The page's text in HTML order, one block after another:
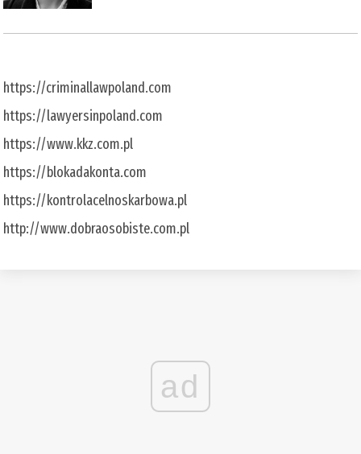
https://criminallawpoland.com
https://lawyersinpoland.com
https://www.kkz.com.pl
https://blokadakonta.com
https://kontrolacelnoskarbowa.pl
http://www.dobraosobiste.com.pl
ad